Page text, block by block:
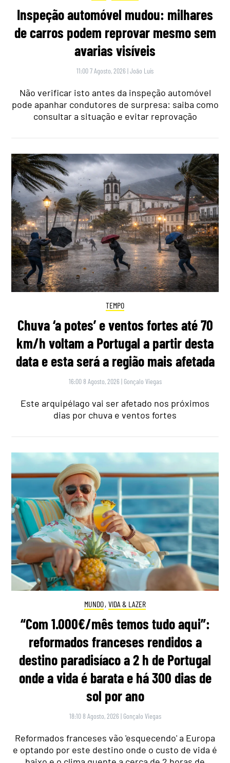
Inspeção automóvel mudou: milhares
de carros podem reprovar mesmo sem
avarias visíveis
11:00 7 Agosto, 2026 |João Luís
Não verificar isto antes da inspeção automóvel
pode apanhar condutores de surpresa: saiba como
consultar a situação e evitar reprovação
TEMPO
Chuva ‘a potes’ e ventos fortes até 70
km/h voltam a Portugal a partir desta
data e esta será a região mais afetada
16:00 8 Agosto, 2026 | Gonçalo Viegas
Este arquipélago vai ser afetado nos próximos
dias por chuva e ventos fortes
MUNDO, VIDA & LAZER
“Com 1.000€/mês temos tudo aqui”:
reformados franceses rendidos a
destino paradisíaco a 2 h de Portugal
onde a vida é barata e há 300 dias de
sol por ano
18:10 8 Agosto, 2026 | Gonçalo Viegas
Reformados franceses vão 'esquecendo' a Europa
e optando por este destino onde o custo de vida é